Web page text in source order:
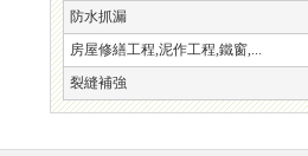
防水抓漏
房屋修繕工程,泥作工程,鐵窗,...
裂縫補強